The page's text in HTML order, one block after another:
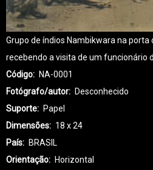
Grupo de índios Nambikwara na
recebendo a visita de um funcionário
Código
NA-0001
Fotógrafo/autor
Desconhecido
Suporte
Papel
Dimensões
18 x 24
País
BRASIL
Orientação
Horizontal